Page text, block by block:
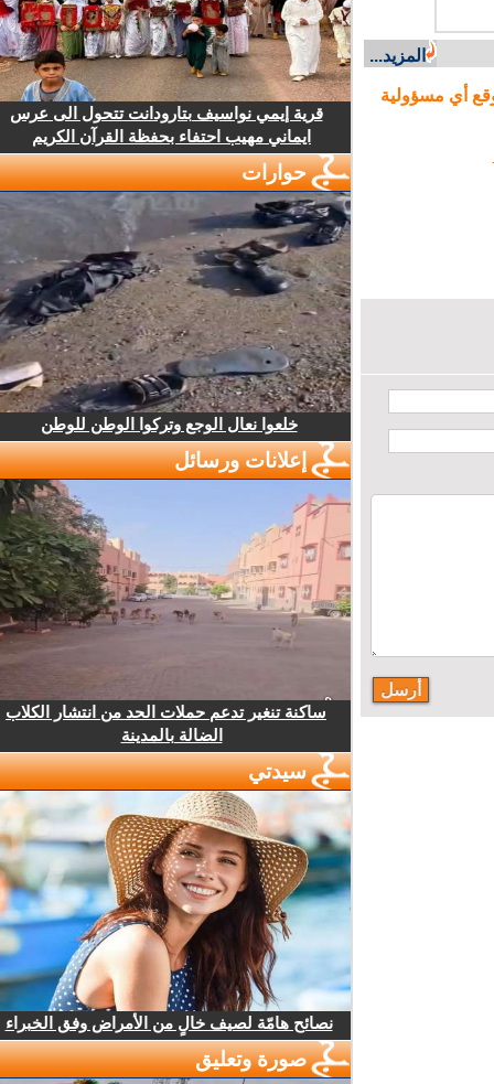
المزيد...
أي مسؤولية
قرية إيمي نواسيف بتارودانت تتحول الى عرس
ايماني مهيب احتفاء بحفظة القرآن الكريم
حوارات
خلعوا نعال الوجع وتركوا الوطن للوطن
إعلانات ورسائل
ساكنة تنغير تدعم حملات الحد من انتشار الكلاب
الضالة بالمدينة
سيدتي
نصائح هامّة لصيف خالٍ من الأمراض وفق الخبراء
صورة وتعليق